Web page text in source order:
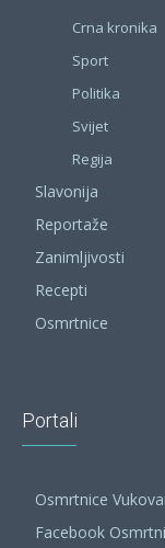
Crna kronika
Sport
Politika
Svijet
Regija
Slavonija
Reportaže
Zanimljivosti
Recepti
Osmrtnice
Portali
Osmrtnice
Facebook